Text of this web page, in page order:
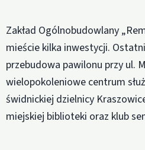
Zakład Ogólnobudowlany
mieście kilka inwestycji.
przebudowa pawilonu przy ul.
wielopokoleniowe centrum
świdnickiej dzielnicy
miejskiej biblioteki oraz klub